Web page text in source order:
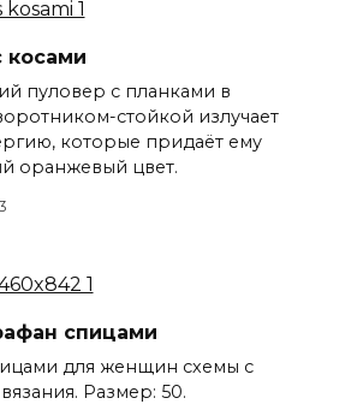
косами
пуловер с планками в
стойкой излучает
которые придаёт ему
оранжевый цвет.
спицами
для женщин схемы с
Размер: 50.